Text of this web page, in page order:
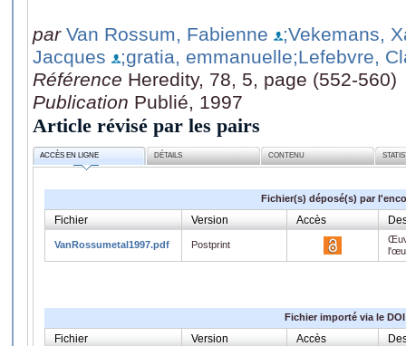
par Van Rossum, Fabienne
;Vekemans,
Jacques
;gratia, emmanuelle;Lefebvre,
Référence Heredity, 78, 5, page (552-560)
Publication Publié, 1997
Article révisé par les pairs
ACCÈS EN LIGNE DÉTAILS CONTENU
Fichier(s) déposé(s) par
Fichier Version Accès
VanRossumetal1997.pdf Postprint
Fichier importé via le DOI
Fichier Version Accès